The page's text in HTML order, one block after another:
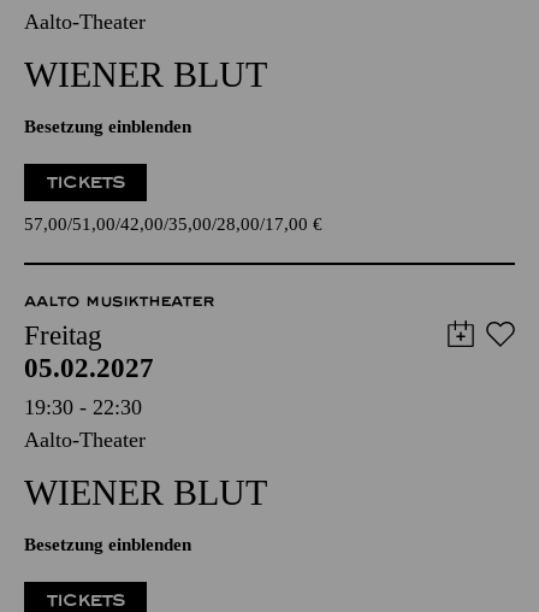
Aalto-Theater
WIENER BLUT
Besetzung einblenden
TICKETS
57,00 51,00 42,00 35,00 28,00 17,00 €
AALTO MUSIKTHEATER
Freitag
05.02.2027
19:30 - 22:30
Aalto-Theater
WIENER BLUT
Besetzung einblenden
TICKETS